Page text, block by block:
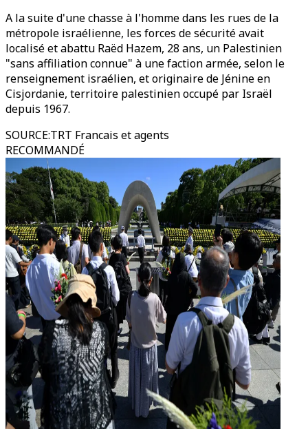
A la suite d'une chasse à l'homme dans les rues de la
métropole israélienne, les forces de sécurité avait
localisé et abattu Raëd Hazem, 28 ans, un Palestinien
"sans affiliation connue" à une faction armée, selon le
renseignement israélien, et originaire de Jénine en
Cisjordanie, territoire palestinien occupé par Israël
depuis 1967.
SOURCE:TRT Francais et agents
RECOMMANDÉ